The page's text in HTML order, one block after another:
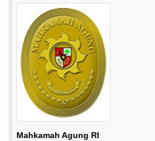
Mahkamah Agung RI